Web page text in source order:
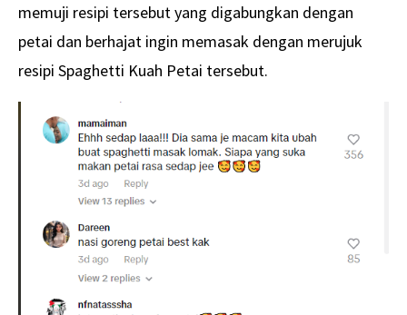
memuji resipi tersebut yang digabungkan dengan
petai dan berhajat ingin memasak dengan merujuk
resipi Spaghetti Kuah Petai tersebut.